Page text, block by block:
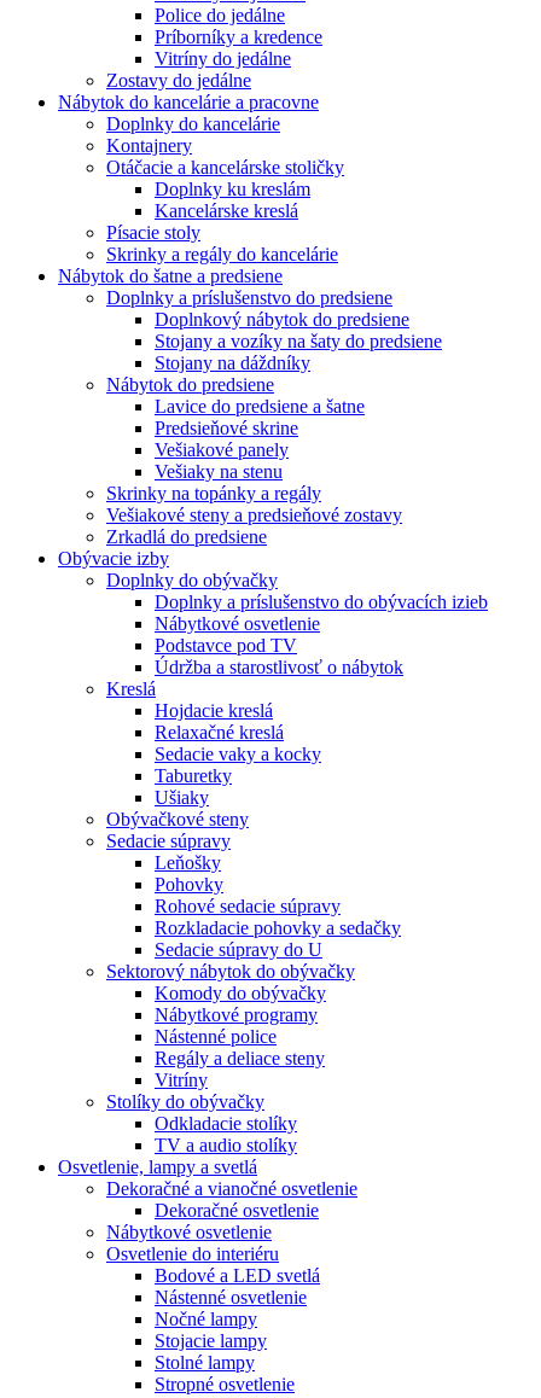
Police do jedálne
Príborníky a kredence
Vitríny do jedálne
Zostavy do jedálne
Nábytok do kancelárie a pracovne
Doplnky do kancelárie
Kontajnery
Otáčacie a kancelárske stoličky
Doplnky ku kreslám
Kancelárske kreslá
Písacie stoly
Skrinky a regály do kancelárie
Nábytok do šatne a predsiene
Doplnky a príslušenstvo do predsiene
Doplnkový nábytok do predsiene
Stojany a vozíky na šaty do predsiene
Stojany na dáždníky
Nábytok do predsiene
Lavice do predsiene a šatne
Predsieňové skrine
Vešiakové panely
Vešiaky na stenu
Skrinky na topánky a regály
Vešiakové steny a predsieňové zostavy
Zrkadlá do predsiene
Obývacie izby
Doplnky do obývačky
Doplnky a príslušenstvo do obývacích izieb
Nábytkové osvetlenie
Podstavce pod TV
Údržba a starostlivosť o nábytok
Kreslá
Hojdacie kreslá
Relaxačné kreslá
Sedacie vaky a kocky
Taburetky
Ušiaky
Obývačkové steny
Sedacie súpravy
Leňošky
Pohovky
Rohové sedacie súpravy
Rozkladacie pohovky a sedačky
Sedacie súpravy do U
Sektorový nábytok do obývačky
Komody do obývačky
Nábytkové programy
Nástenné police
Regály a deliace steny
Vitríny
Stolíky do obývačky
Odkladacie stolíky
TV a audio stolíky
Osvetlenie, lampy a svetlá
Dekoračné a vianočné osvetlenie
Dekoračné osvetlenie
Nábytkové osvetlenie
Osvetlenie do interiéru
Bodové a LED svetlá
Nástenné osvetlenie
Nočné lampy
Stojacie lampy
Stolné lampy
Stropné osvetlenie